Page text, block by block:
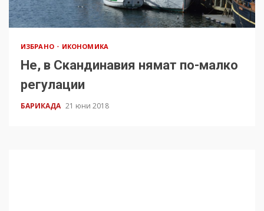
ИЗБРАНО ИКОНОМИКА
Не, в Скандинавия нямат по-малко
регулации
БАРИКАДА 21 юни 2018